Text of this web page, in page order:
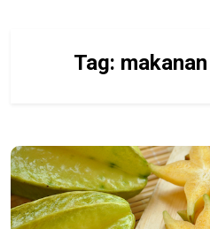
Tag: